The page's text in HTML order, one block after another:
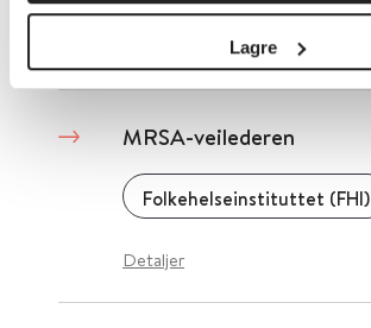
Lagre
MRSA-veilederen
Folkehelseinstituttet (FHI)
Detaljer